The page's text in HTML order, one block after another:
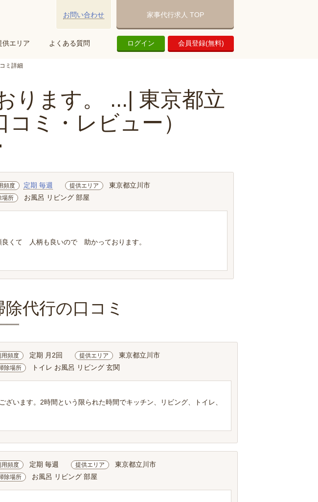
供エリア よくある質問 ログイン 会員登録(無料)
お問い合わせ 家事代行求人 TOP
ミ詳細
ます。 ...| 東京都立
ミ・レビュー）
頻度 定期 毎週 提供エリア 東京都立川市
場所 お風呂 リビング 部屋
くて 人柄も良いので 助かっております。
代行の口コミ
用頻度 定期 月2回 提供エリア 東京都立川市
除場所 トイレ お風呂 リビング 玄関
います。2時間という限られた時間でキッチン、リビング、トイレ、
用頻度 定期 毎週 提供エリア 東京都立川市
除場所 お風呂 リビング 部屋